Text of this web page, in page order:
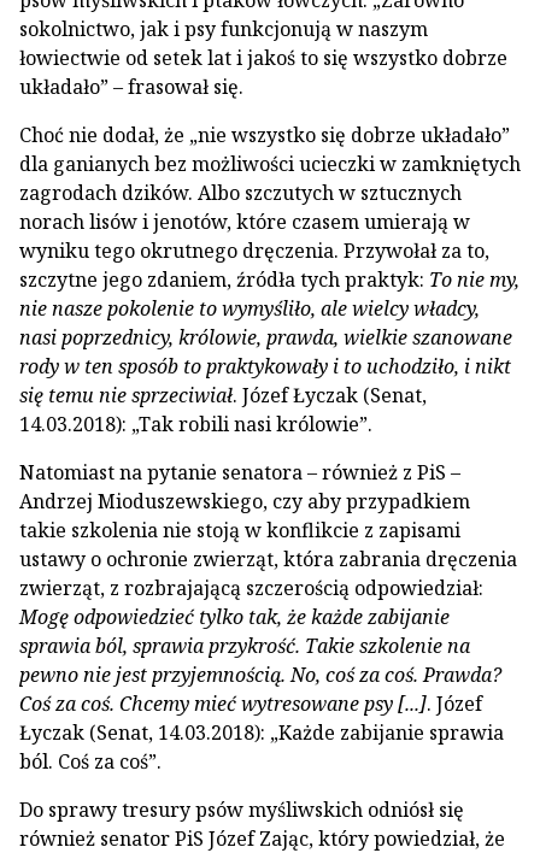
sokolnictwo, jak i psy funkcjonują w naszym
łowiectwie od setek lat i jakoś to się wszystko dobrze
układało” – frasował się.
Choć nie dodał, że „nie wszystko się dobrze układało”
dla ganianych bez możliwości ucieczki w zamkniętych
zagrodach dzików. Albo szczutych w sztucznych
norach lisów i jenotów, które czasem umierają w
wyniku tego okrutnego dręczenia. Przywołał za to,
szczytne jego zdaniem, źródła tych praktyk: To nie my,
nie nasze pokolenie to wymyśliło, ale wielcy władcy,
nasi poprzednicy, królowie, prawda, wielkie szanowane
rody w ten sposób to praktykowały i to uchodziło, i nikt
się temu nie sprzeciwiał. Józef Łyczak (Senat,
14.03.2018): „Tak robili nasi królowie”.
Natomiast na pytanie senatora – również z PiS –
Andrzej Mioduszewskiego, czy aby przypadkiem
takie szkolenia nie stoją w konflikcie z zapisami
ustawy o ochronie zwierząt, która zabrania dręczenia
zwierząt, z rozbrajającą szczerością odpowiedział:
Mogę odpowiedzieć tylko tak, że każde zabijanie
sprawia ból, sprawia przykrość. Takie szkolenie na
pewno nie jest przyjemnością. No, coś za coś. Prawda?
Coś za coś. Chcemy mieć wytresowane psy [...]. Józef
Łyczak (Senat, 14.03.2018): „Każde zabijanie sprawia
ból. Coś za coś”.
Do sprawy tresury psów myśliwskich odniósł się
również senator PiS Józef Zając, który powiedział, że